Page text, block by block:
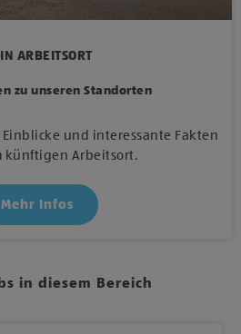
ARBEITSORT
zu unseren Standorten
und interessante Fakten
künftigen Arbeitsort.
Mehr Infos
in diesem Bereich